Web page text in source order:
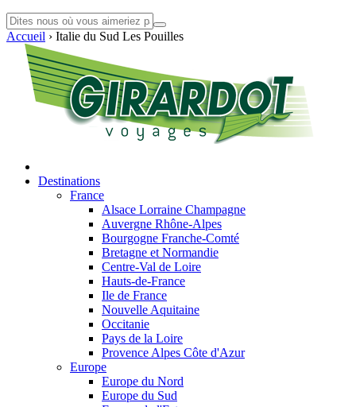
Accueil › Italie du Sud Les Pouilles
Destinations
France
Alsace Lorraine Champagne
Auvergne Rhône-Alpes
Bourgogne Franche-Comté
Bretagne et Normandie
Centre-Val de Loire
Hauts-de-France
Ile de France
Nouvelle Aquitaine
Occitanie
Pays de la Loire
Provence Alpes Côte d'Azur
Europe
Europe du Nord
Europe du Sud